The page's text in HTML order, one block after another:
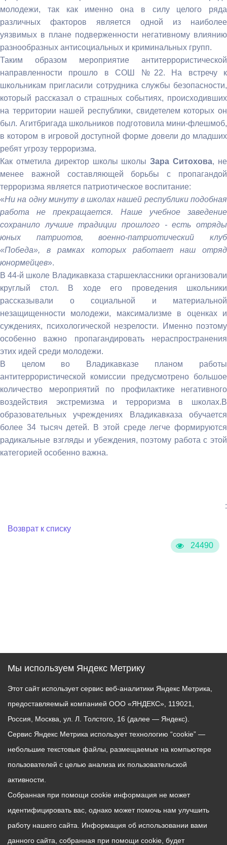
24490
молодежи, так как именно она в силу целого ряда
различных факторов является одной из наиболее
уязвимых в плане подверженности негативному влиянию
разнообразных антисоциальных и криминальных групп.
Таким образом мероприятие антитеррористической
направленности прошло в СОШ №22. На встречу к
школьникам пригласили сотрудника службы безопасности,
который рассказал о страшных событиях, происходивших
на территории нашей республики, свидетелем которых он
был. Агитбригада школьников подготовила мини-флешмоб,
в котором в игровой доступной форме довели до младших
ребят угрозу терроризма.
Как отметила директор школы школыЗара Ситохова, не
менее важной составляющей борьбы с пропагандой
терроризма является патриотическое воспитание:
«Ни на одну минуту в школах нашей республики подобная
работа не прекращается. Наше учебное заведение
сохранило лучшие традиции прошлого - есть отряды
юных патриотов, военно-патриотический клуб
«Победа», в рамках которых работает наш отряд
юнормейцев».
В 44-й школе Владикавказа старшеклассники организовали
круглый стол. В ходе его проведения школьники
рассказывали о социальной и материальной
незащищенности молодежи, максимализме в оценках и
суждениях, психологической незрелости. Именно поэтому
особенно важно пропагандировать нераспространения
этих идей среди молодежи.
В целом во Владикавказе планом работы
антитеррористической комиссии предусмотрено большое
количество мероприятий по профилактике негативного
воздействия экстремизма и терроризма в школах.В
образовательных учреждениях Владикавказа обучается
более 34 тысяч детей. В этой среде легче формируются
радикальные взгляды и убеждения, поэтому работа с этой
категорией особенно важна.
:
Возврат к списку
Мы используем Яндекс Метрику
Этот сайт использует сервис веб-аналитики Яндекс Метрика,
предоставляемый компанией ООО «ЯНДЕКС», 119021,
Россия, Москва, ул. Л. Толстого, 16 (далее — Яндекс).
Сервис Яндекс Метрика использует технологию “cookie” —
небольшие текстовые файлы, размещаемые на компьютере
пользователей с целью анализа их пользовательской
активности.
Собранная при помощи cookie информация не может
идентифицировать вас, однако может помочь нам улучшить
работу нашего сайта. Информация об использовании вами
данного сайта, собранная при помощи cookie, будет